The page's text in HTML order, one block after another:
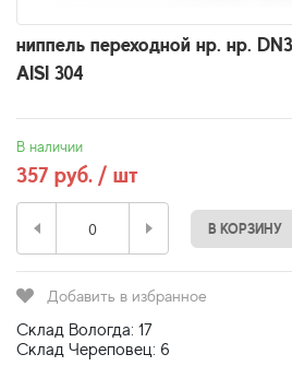
ниппель переходной нр. нр.
AISI 304
В наличии
357 руб. / шт
В КОРЗИНУ
Добавить в избранное
Склад Вологда: 17
Склад Череповец: 6